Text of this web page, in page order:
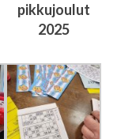
pikkujoulut
2025